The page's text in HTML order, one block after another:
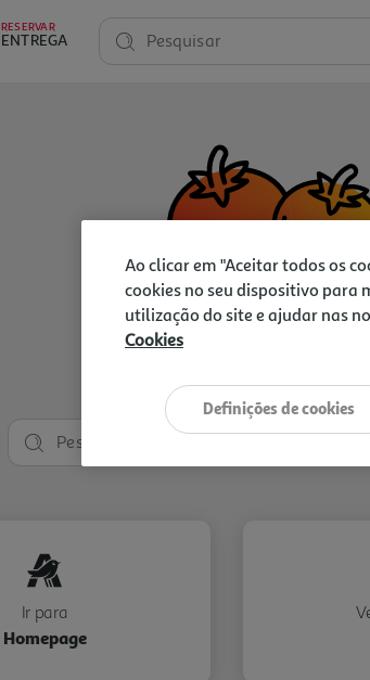
RESERVAR
ENTREGA Pesquisar
Vamos
Ir para
Homepage
Ao clicar em "Aceitar todos os
cookies no seu dispositivo para
utilização do site e ajudar nas
Cookies
Definições de cookies